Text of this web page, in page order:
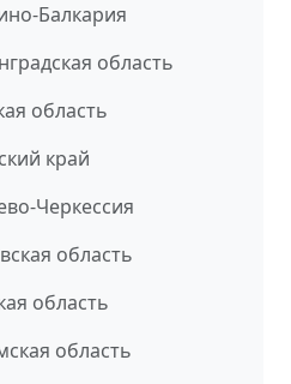
Балкария
область
область
край
Черкессия
область
область
область